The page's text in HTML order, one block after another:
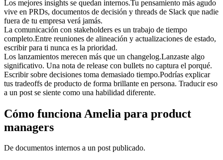
Los mejores insights se quedan internos.Tu pensamiento más agudo
vive en PRDs, documentos de decisión y threads de Slack que nadie
fuera de tu empresa verá jamás.
La comunicación con stakeholders es un trabajo de tiempo
completo.Entre reuniones de alineación y actualizaciones de estado,
escribir para ti nunca es la prioridad.
Los lanzamientos merecen más que un changelog.Lanzaste algo
significativo. Una nota de release con bullets no captura el porqué.
Escribir sobre decisiones toma demasiado tiempo.Podrías explicar
tus tradeoffs de producto de forma brillante en persona. Traducir eso
a un post se siente como una habilidad diferente.
Cómo funciona Amelia para product
managers
De documentos internos a un post publicado.